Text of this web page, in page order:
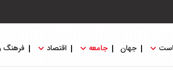
جهان جامعه اقتصاد فرهنگ
۱۶ مرداد ۱۴۰۵ اعلام شد/ کاهش قیمت سکه